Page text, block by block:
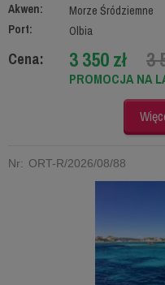
Akwen:
Morze Śródziemne
Port:
Olbia
Cena: 3 350 zł 3
PROMOCJA NA
Nr: ORT-R/2026/08/88